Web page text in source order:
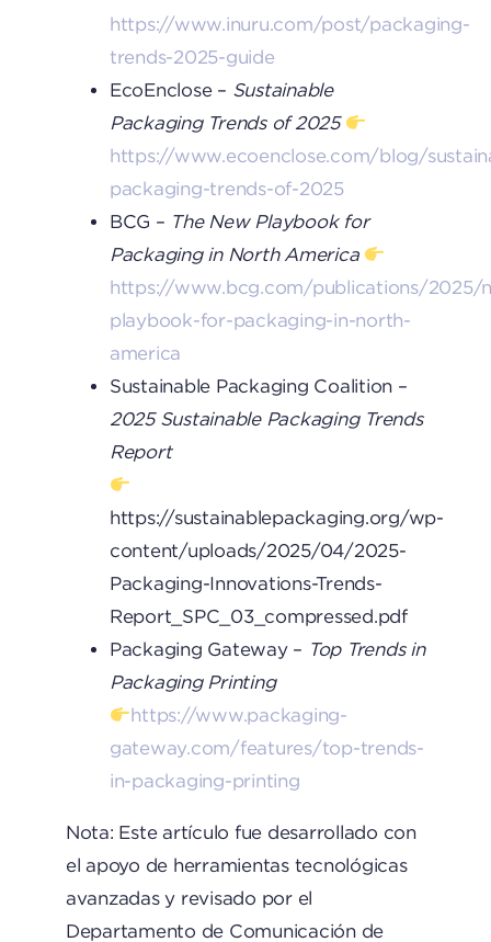
https://www.inuru.com/post/packaging-
trends-2025-guide
EcoEnclose – Sustainable
Packaging Trends of 2025
https://www.ecoenclose.com/blog/
packaging-trends-of-2025
BCG – The New Playbook for
Packaging in North America
https://www.bcg.com/publications/2025/
playbook-for-packaging-in-north-
america
Sustainable Packaging Coalition –
2025 Sustainable Packaging Trends
Report
https://sustainablepackaging.org/wp-
content/uploads/2025/04/2025-
Packaging-Innovations-Trends-
Report_SPC_03_compressed.pdf
Packaging Gateway – Top Trends in
Packaging Printing
https://www.packaging-
gateway.com/features/top-trends-
in-packaging-printing
Nota: Este artículo fue desarrollado con
el apoyo de herramientas tecnológicas
avanzadas y revisado por el
Departamento de Comunicación de